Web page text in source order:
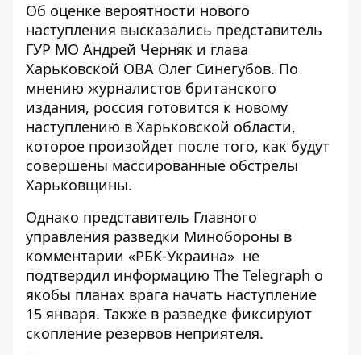
Об оценке вероятности нового
наступления высказались представитель
ГУР МО Андрей Черняк и глава
Харьковской ОВА Олег Синегубов. По
мнению журналистов британского
издания, россия готовится к новому
наступлению в Харьковской области,
которое произойдет после того, как будут
совершены массированные обстрелы
Харьковщины.
Однако представитель Главного
управления разведки Минобороны в
комментарии «РБК-Украина» не
подтвердил информацию The Telegraph о
якобы планах врага начать наступление
15 января. Также в разведке фиксируют
скопление резервов неприятеля.